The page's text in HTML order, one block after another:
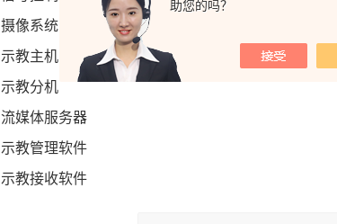
助您的吗？
摄像系统
示教主机
示教分机
流媒体服务器
示教管理软件
示教接收软件